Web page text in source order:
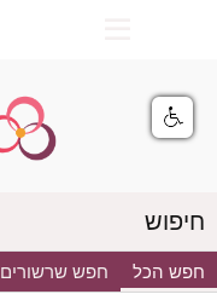
חיפוש
חפש הכל חפש שרשורים